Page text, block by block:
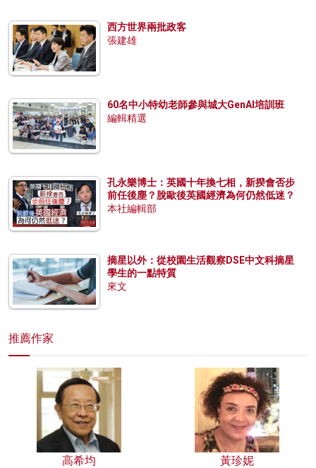
西方世界兩批政客
張建雄
60名中小特幼老師參與城大GenAI培訓班
編輯精選
孔永樂博士：英國十年換七相，新揆會否步
前任後塵？脫歐後英國經濟為何仍然低迷？
本社編輯部
摘星以外：從校園生活觀察DSE中文科摘星
學生的一點特質
來文
推薦作家
高希均 黃珍妮